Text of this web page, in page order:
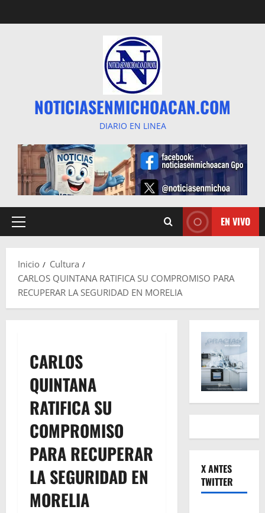
al
NOTICIASENMICHOACAN.COM
DIARIO EN LINEA
Menú
EN VIVO
Inicio
Cultura
CARLOS QUINTANA RATIFICA SU COMPROMISO PARA
RECUPERAR LA SEGURIDAD EN MORELIA
CARLOS
QUINTANA
RATIFICA SU
COMPROMISO
PARA RECUPERAR
LA SEGURIDAD EN
MORELIA
X ANTES
TWITTER